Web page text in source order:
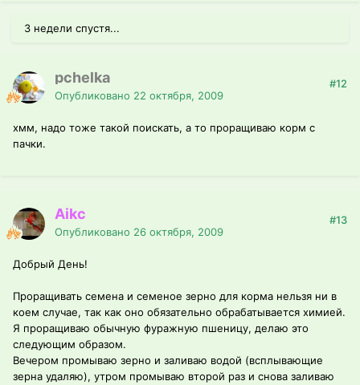
3 недели спустя...
pchelka
Опубликовано 22 октября, 2009
#12
хмм, надо тоже такой поискать, а то проращиваю корм с
пачки.
Aikc
Опубликовано 26 октября, 2009
#13
Добрый День!
Проращивать семена и семеное зерно для корма нельзя ни в
коем случае, так как оно обязательно обрабатывается химией.
Я проращиваю обычную фуражную пшеницу, делаю это
следующим образом.
Вечером промываю зерно и заливаю водой (всплывающие
зерна удаляю), утром промываю второй раз и снова заливаю